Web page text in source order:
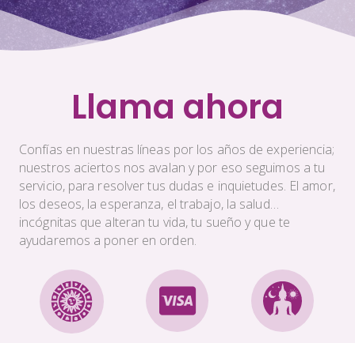
Llama ahora
Confías en nuestras líneas por los años de experiencia;
nuestros aciertos nos avalan y por eso seguimos a tu
servicio, para resolver tus dudas e inquietudes. El amor,
los deseos, la esperanza, el trabajo, la salud…
incógnitas que alteran tu vida, tu sueño y que te
ayudaremos a poner en orden.